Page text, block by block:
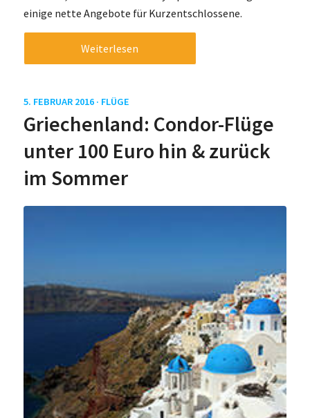
einige nette Angebote für Kurzentschlossene.
Weiterlesen
5. FEBRUAR 2016 · FLÜGE
Griechenland: Condor-Flüge
unter 100 Euro hin & zurück
im Sommer